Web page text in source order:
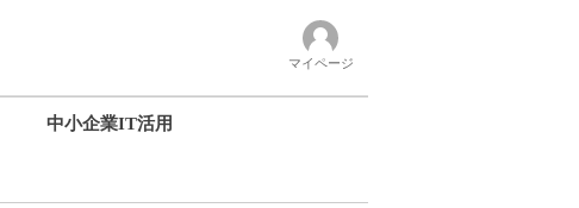
マイページ
中小企業IT活用